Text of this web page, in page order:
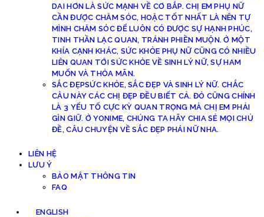
DAI HƠN LÀ SỨC MẠNH VỀ CƠ BẮP. CHỊ EM PHỤ NỮ
CẦN ĐƯỢC CHĂM SÓC, HOẶC TỐT NHẤT LÀ NÊN TỰ
MÌNH CHĂM SÓC ĐỂ LUÔN CÓ ĐƯỢC SỰ HẠNH PHÚC,
TINH THẦN LẠC QUAN, TRÁNH PHIỀN MUỘN. Ở MỘT
KHÍA CẠNH KHÁC, SỨC KHỎE PHỤ NỮ CŨNG CÓ NHIỀU
LIÊN QUAN TỚI SỨC KHỎE VỀ SINH LÝ NỮ, SỰ HAM
MUỐN VÀ THỎA MÃN.
SẮC ĐẸPSỨC KHỎE, SẮC ĐẸP VÀ SINH LÝ NỮ. CHẮC
CÂU NÀY CÁC CHỊ ĐẸP ĐỀU BIẾT CẢ. ĐÓ CŨNG CHÍNH
LÀ 3 YẾU TỐ CỰC KỲ QUAN TRỌNG MÀ CHỊ EM PHẢI
GÌN GIỮ. Ở YONIME, CHÚNG TA HÃY CHIA SẺ MỌI CHỦ
ĐỀ, CÂU CHUYỆN VỀ SẮC ĐẸP PHÁI NỮ NHA.
LIÊN HỆ
LƯU Ý
BẢO MẬT THÔNG TIN
FAQ
ENGLISH